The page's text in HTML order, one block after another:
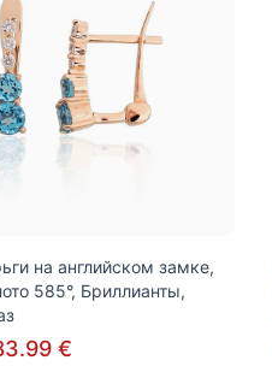
на английском замке,
585°, Бриллианты,
€